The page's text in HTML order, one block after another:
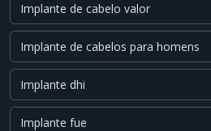
Implante de cabelo valor
Implante de cabelos para homens
Implante dhi
Implante fue